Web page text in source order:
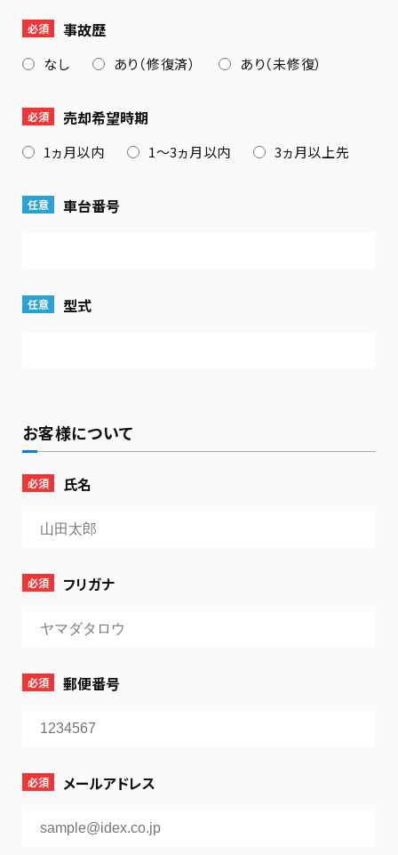
必須 事故歴
なし あり（修復済） あり（未修復）
必須 売却希望時期
1ヵ月以内 1〜3ヵ月以内 3ヵ月以上先
任意 車台番号
任意 型式
お客様について
必須 氏名
必須 フリガナ
必須 郵便番号
必須 メールアドレス